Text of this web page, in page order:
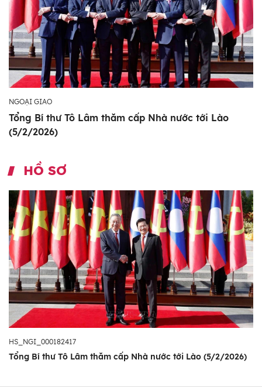
NGOẠI GIAO
Tổng Bí thư Tô Lâm thăm cấp Nhà nước tới Lào
(5/2/2026)
HỒ SƠ
HS_NGI_000182417
Tổng Bí thư Tô Lâm thăm cấp Nhà nước tới Lào (5/2/2026)